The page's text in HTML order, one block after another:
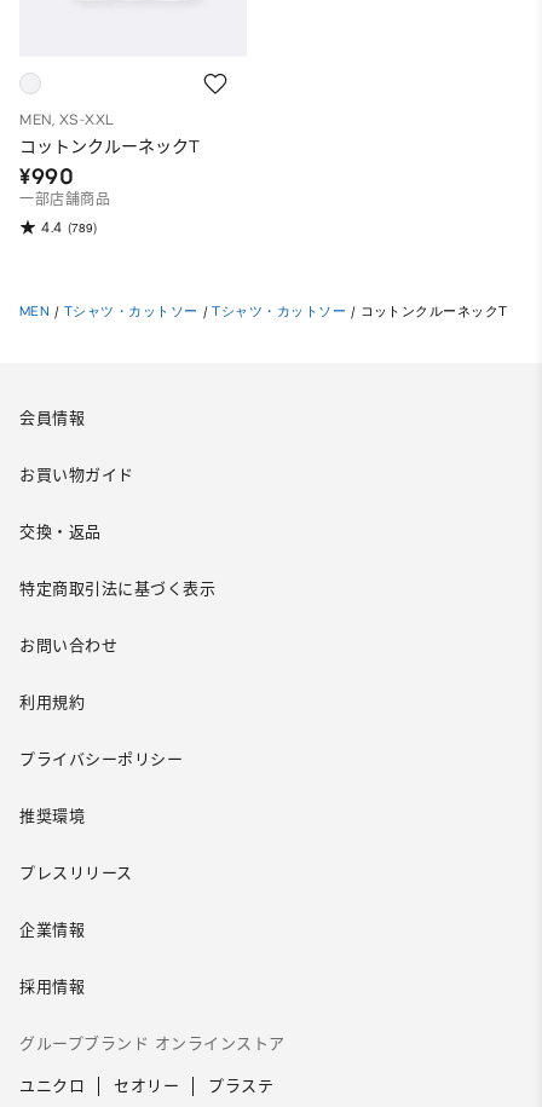
MEN, XS-XXL
コットンクルーネックT
¥990
一部店舗商品
4.4 (789)
MEN / Tシャツ・カットソー / Tシャツ・カットソー / コットンクルーネックT
会員情報
お買い物ガイド
交換・返品
特定商取引法に基づく表示
お問い合わせ
利用規約
プライバシーポリシー
推奨環境
プレスリリース
企業情報
採用情報
グループブランド オンラインストア
ユニクロ セオリー プラステ